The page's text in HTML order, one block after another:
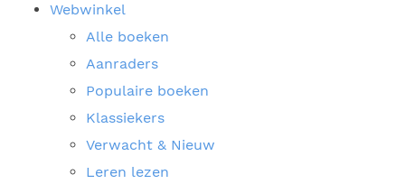
Webwinkel
Alle boeken
Aanraders
Populaire boeken
Klassiekers
Verwacht & Nieuw
Leren lezen